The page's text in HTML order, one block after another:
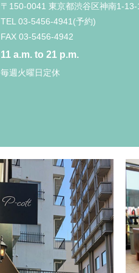
〒150-0041 東京都渋谷区神南1-
TEL 03-5456-4941(予約)
FAX 03-5456-4942
11 a.m. to 21 p.m.
毎週火曜日定休